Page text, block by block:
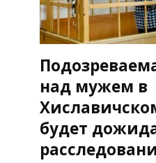
над мужем в
будет